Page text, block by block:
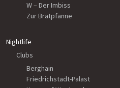
W – Der Imbiss
Zur Bratpfanne
Nightlife
Clubs
Berghain
Friedrichstadt-Palast